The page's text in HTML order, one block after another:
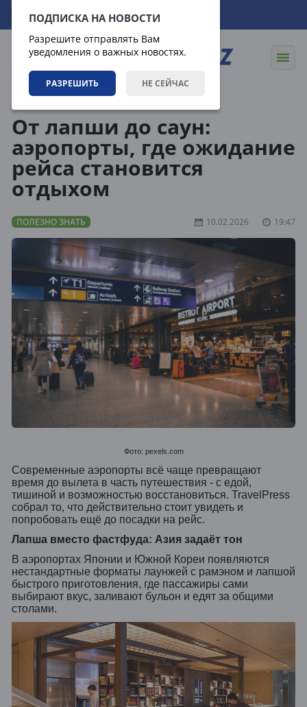
ПОДПИСКА НА НОВОСТИ
Разрешите отправлять Вам
уведомления о важных новостях.
РАЗРЕШИТЬ НЕ СЕЙЧАС
08.08.2026 09:54:39
От лапши до саун:
аэропорты, где ожидание
рейса становится
отдыхом
ПОЛЕЗНО ЗНАТЬ 10.02.2026 19:47
Фото: pexels.com
Современные аэропорты всё чаще превращают
время до вылета в часть путешествия - с едой,
тишиной и возможностью восстановиться. TravelPress
собрал то, что действительно стоит увидеть и
попробовать ещё до посадки на рейс.
Лапша вместо фастфуда: Азия задаёт тон
В аэропортах Японии и Южной Кореи появляются
нестандартные форматы лаунжей с рамэном и лапшой
быстрого приготовления, где пассажиры сами
выбирают вкус, заливают бульон и едят за общими
столами.